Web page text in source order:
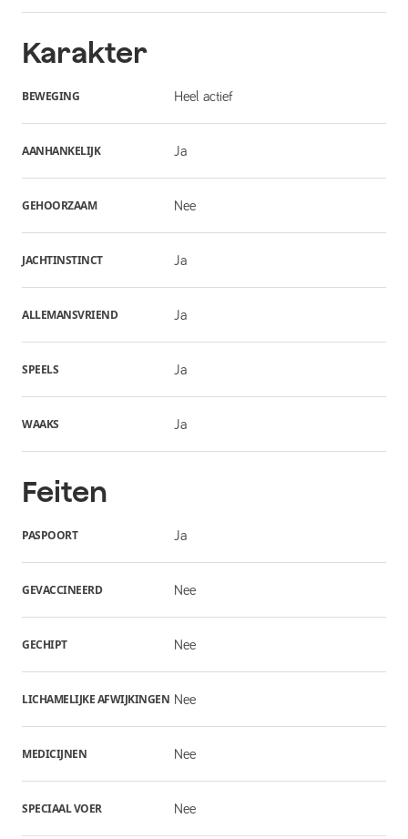
Karakter
BEWEGING Heel actief
AANHANKELIJK Ja
GEHOORZAAM Nee
JACHTINSTINCT Ja
ALLEMANSVRIEND Ja
SPEELS Ja
WAAKS Ja
Feiten
PASPOORT Ja
GEVACCINEERD Nee
GECHIPT Nee
LICHAMELIJKE AFWIJKINGEN Nee
MEDICIJNEN Nee
SPECIAAL VOER Nee